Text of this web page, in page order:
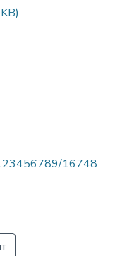
16748